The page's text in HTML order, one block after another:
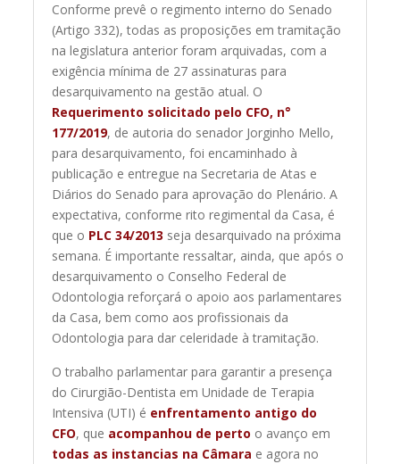
Conforme prevê o regimento interno do Senado
(Artigo 332), todas as proposições em tramitação
na legislatura anterior foram arquivadas, com a
exigência mínima de 27 assinaturas para
desarquivamento na gestão atual. O
Requerimento solicitado pelo CFO, n°
177/2019, de autoria do senador Jorginho Mello,
para desarquivamento, foi encaminhado à
publicação e entregue na Secretaria de Atas e
Diários do Senado para aprovação do Plenário. A
expectativa, conforme rito regimental da Casa, é
que o PLC 34/2013 seja desarquivado na próxima
semana. É importante ressaltar, ainda, que após o
desarquivamento o Conselho Federal de
Odontologia reforçará o apoio aos parlamentares
da Casa, bem como aos profissionais da
Odontologia para dar celeridade à tramitação.
O trabalho parlamentar para garantir a presença
do Cirurgião-Dentista em Unidade de Terapia
Intensiva (UTI) é enfrentamento antigo do
CFO, que acompanhou de perto o avanço em
todas as instancias na Câmara e agora no